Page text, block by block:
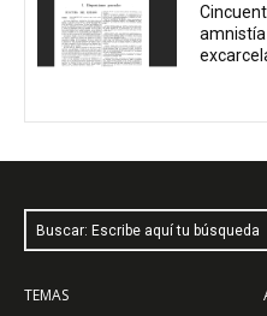
amnistía
Buscar: Escribe aquí tu búsqueda
TEMAS